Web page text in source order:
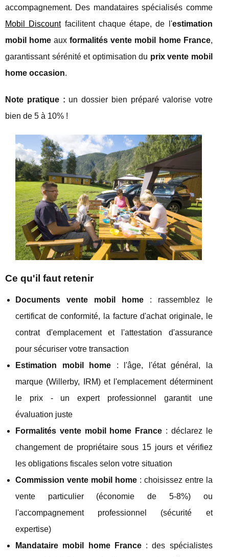
accompagnement. Des mandataires spécialisés comme
Mobil Discountfacilitent chaque étape, de l'estimation
mobil home auxformalités vente mobil home France,
garantissant sérénité et optimisation du prix vente mobil
home occasion.
Note pratique : un dossier bien préparé valorise votre
bien de 5 à 10% !
Ce qu'il faut retenir
Documents vente mobil home: rassemblez le
certificat de conformité, la facture d'achat originale, le
contrat d'emplacement et l'attestation d'assurance
pour sécuriser votre transaction
Estimation mobil home : l'âge, l'état général, la
marque (Willerby, IRM) et l'emplacement déterminent
le prix - un expert professionnel garantit une
évaluation juste
Formalités vente mobil home France : déclarez le
changement de propriétaire sous 15 jours et vérifiez
les obligations fiscales selon votre situation
Commission vente mobil home: choisissez entre la
vente particulier (économie de 5-8%) ou
l'accompagnement professionnel (sécurité et
expertise)
Mandataire mobil home France: des spécialistes